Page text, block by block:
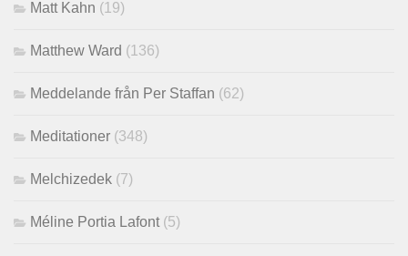
Matt Kahn (19)
Matthew Ward (136)
Meddelande från Per Staffan (62)
Meditationer (348)
Melchizedek (7)
Méline Portia Lafont(5)